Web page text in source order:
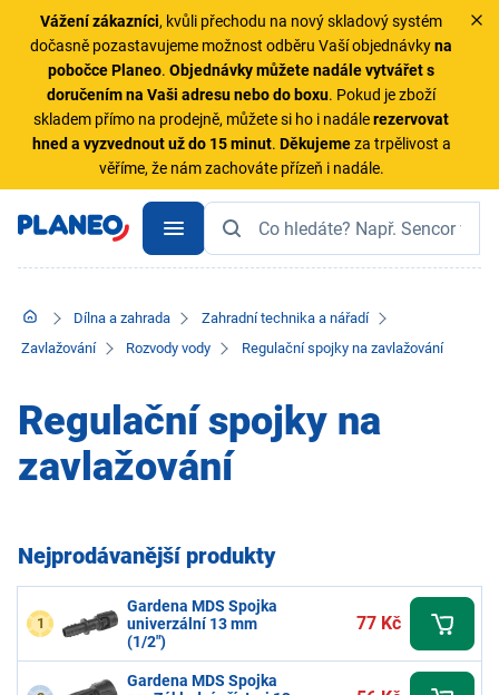
Vážení zákazníci, kvůli přechodu na nový skladový systém
dočasně pozastavujeme možnost odběru Vaší objednávkyna
pobočce Planeo.Objednávky můžete nadále vytvářet s
doručením na Vaši adresu nebo do boxu. Pokud je zboží
skladem přímo na prodejně, můžete si ho i nadálerezervovat
hned a vyzvednout už do 15 minut. Děkujemeza trpělivost a
věříme, že nám zachováte přízeň i nadále.
Dílna a zahrada
Zahradní technika a nářadí
Zavlažování
Rozvody vody Regulační spojky na zavlažování
Regulační spojky na
zavlažování
Nejprodávanější produkty
1
Gardena MDS Spojka
univerzální 13 mm
(1/2")
77 Kč
Gardena MDS Spojka